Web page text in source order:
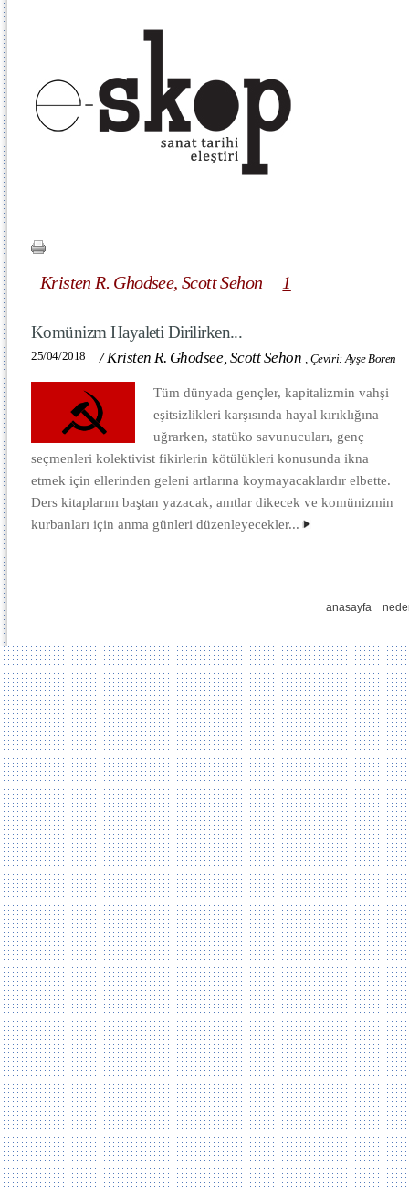
Kristen R. Ghodsee, Scott Sehon 1
Komünizm Hayaleti Dirilirken...
25/04/2018 /Kristen R. Ghodsee, Scott Sehon , Çeviri: Ayşe Boren
Tüm dünyada gençler, kapitalizmin vahşi
eşitsizlikleri karşısında hayal kırıklığına
uğrarken, statüko savunucuları, genç
seçmenleri kolektivist fikirlerin kötülükleri konusunda ikna
etmek için ellerinden geleni artlarına koymayacaklardır elbette.
Ders kitaplarını baştan yazacak, anıtlar dikecek ve komünizmin
kurbanları için anma günleri düzenleyecekler...
anasayfa